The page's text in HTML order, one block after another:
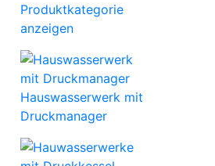
Produktkategorie
anzeigen
Hauswasserwerk mit
Druckmanager